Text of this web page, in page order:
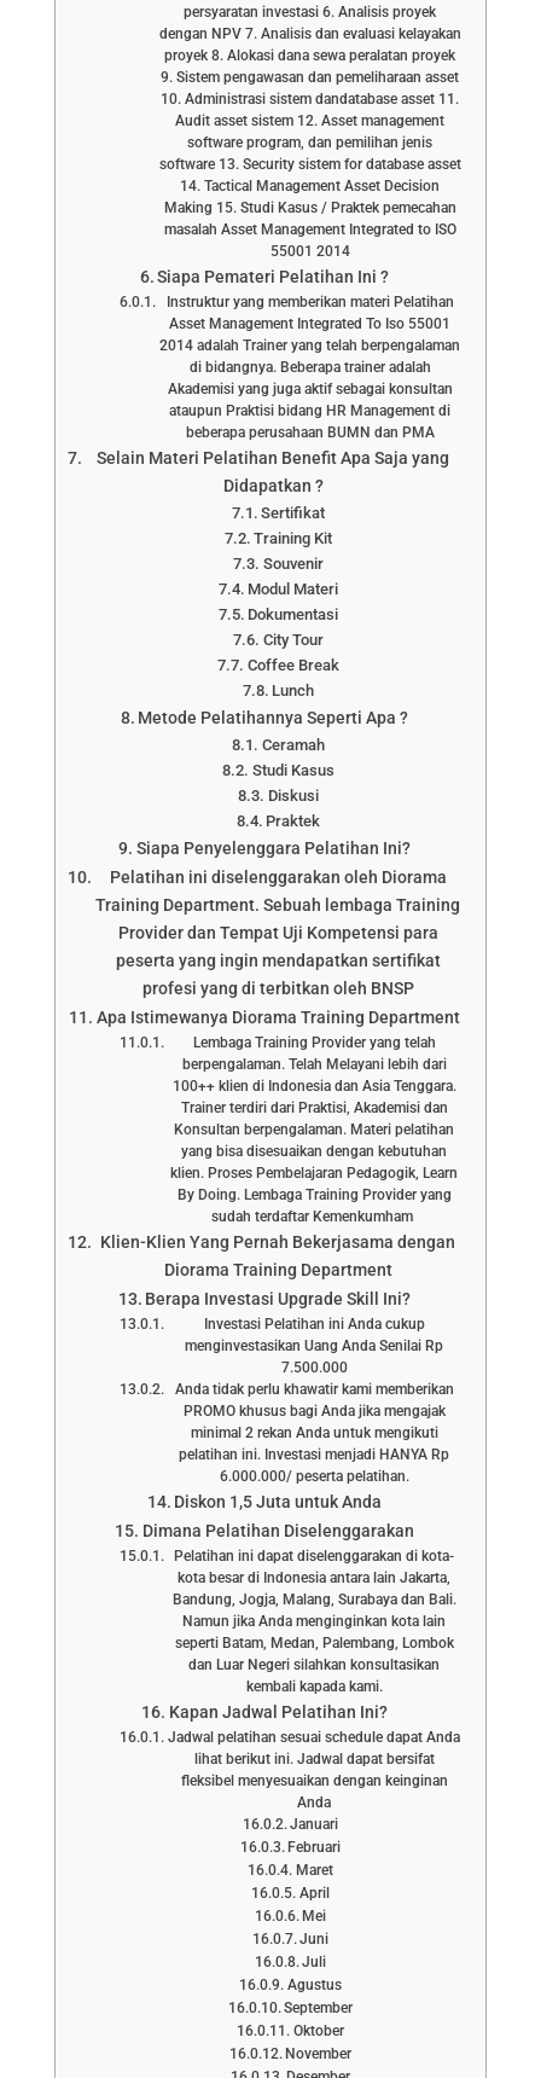
persyaratan investasi 6. Analisis proyek
dengan NPV 7. Analisis dan evaluasi kelayakan
proyek 8. Alokasi dana sewa peralatan proyek
9. Sistem pengawasan dan pemeliharaan asset
10. Administrasi sistem dandatabase asset 11.
Audit asset sistem 12. Asset management
software program, dan pemilihan jenis
software 13. Security sistem for database asset
14. Tactical Management Asset Decision
Making 15. Studi Kasus / Praktek pemecahan
masalah Asset Management Integrated to ISO
55001 2014
Siapa Pemateri Pelatihan Ini ?
Instruktur yang memberikan materi Pelatihan
Asset Management Integrated To Iso 55001
2014 adalah Trainer yang telah berpengalaman
di bidangnya. Beberapa trainer adalah
Akademisi yang juga aktif sebagai konsultan
ataupun Praktisi bidang HR Management di
beberapa perusahaan BUMN dan PMA
Selain Materi Pelatihan Benefit Apa Saja yang
Didapatkan ?
Sertifikat
Training Kit
Souvenir
Modul Materi
Dokumentasi
City Tour
Coffee Break
Lunch
Metode Pelatihannya Seperti Apa ?
Ceramah
Studi Kasus
Diskusi
Praktek
Siapa Penyelenggara Pelatihan Ini?
Pelatihan ini diselenggarakan oleh Diorama
Training Department. Sebuah lembaga Training
Provider dan Tempat Uji Kompetensi para
peserta yang ingin mendapatkan sertifikat
profesi yang di terbitkan oleh BNSP
Apa Istimewanya Diorama Training Department
Lembaga Training Provider yang telah
berpengalaman. Telah Melayani lebih dari
100++ klien di Indonesia dan Asia Tenggara.
Trainer terdiri dari Praktisi, Akademisi dan
Konsultan berpengalaman. Materi pelatihan
yang bisa disesuaikan dengan kebutuhan
klien. Proses Pembelajaran Pedagogik, Learn
By Doing. Lembaga Training Provider yang
sudah terdaftar Kemenkumham
Klien-Klien Yang Pernah Bekerjasama dengan
Diorama Training Department
Berapa Investasi Upgrade Skill Ini?
Investasi Pelatihan ini Anda cukup
menginvestasikan Uang Anda Senilai Rp
7.500.000
Anda tidak perlu khawatir kami memberikan
PROMO khusus bagi Anda jika mengajak
minimal 2 rekan Anda untuk mengikuti
pelatihan ini. Investasi menjadi HANYA Rp
6.000.000/ peserta pelatihan.
Diskon 1,5 Juta untuk Anda
Dimana Pelatihan Diselenggarakan
Pelatihan ini dapat diselenggarakan di kota-
kota besar di Indonesia antara lain Jakarta,
Bandung, Jogja, Malang, Surabaya dan Bali.
Namun jika Anda menginginkan kota lain
seperti Batam, Medan, Palembang, Lombok
dan Luar Negeri silahkan konsultasikan
kembali kapada kami.
Kapan Jadwal Pelatihan Ini?
Jadwal pelatihan sesuai schedule dapat Anda
lihat berikut ini. Jadwal dapat bersifat
fleksibel menyesuaikan dengan keinginan
Anda
Januari
Februari
Maret
April
Mei
Juni
Juli
Agustus
September
Oktober
November